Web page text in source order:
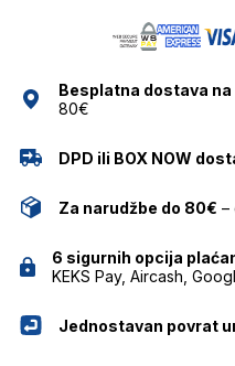
količinaBesplatna dostava na
80€
DPD ili BOX NOW
Za narudžbe do 80€ –
6 sigurnih opcija
KEKS Pay, Aircash,
Jednostavan povrat